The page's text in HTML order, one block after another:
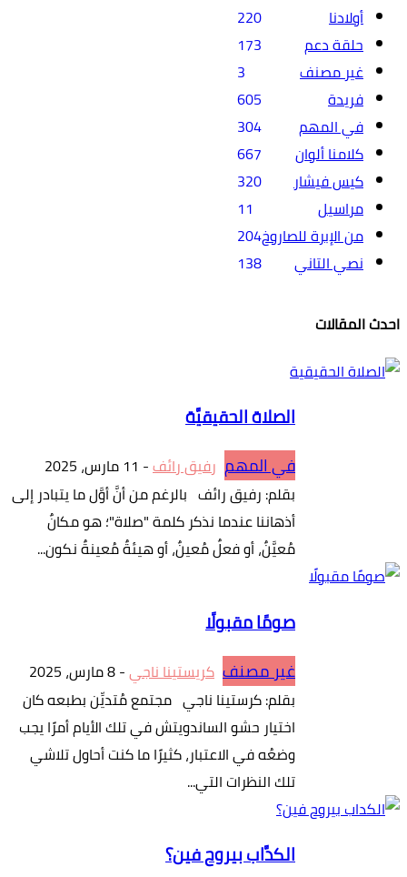
أولادنا
220
حلقة دعم
173
غير مصنف
3
فريدة
605
في المهم
304
كلامنا ألوان
667
كيس فيشار
320
مراسيل
11
من الإبرة للصاروخ204
نصي التاني
138
احدث المقالات
الصلاة الحقيقيَّة
في المهم رفيق رائف- 11 مارس، 2025
بقلم: رفيق رائف بالرغم من أنَّ أوَّل ما يتبادر إلى
أذهاننا عندما نذكر كلمة "صلاة"؛ هو مكانٌ
مُعيَّنٌ، أو فعلٌ مُعينٌ، أو هيئةٌ مُعينةٌ نكون...
صومًا مقبولًا
غير مصنف كريستينا ناجي-8 مارس، 2025
بقلم: كرستينا ناجي مجتمع مُتديِّن بطبعه كان
اختيار حشو الساندويتش في تلك الأيام أمرًا يجب
وضعُه في الاعتبار، كثيرًا ما كنت أحاول تلاشي
تلك النظرات التي...
الكدَّاب بيروح فين؟